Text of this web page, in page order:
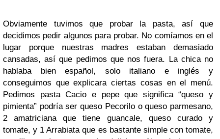
Obviamente tuvimos que probar la pasta, así que
decidimos pedir algunos para probar. No comíamos en el
lugar porque nuestras madres estaban demasiado
cansadas, así que pedimos que nos fuera. La chica no
hablaba bien español, solo italiano e inglés y
conseguimos que explicara ciertas cosas en el menú.
Pedimos pasta Cacio e pepe que significa “queso y
pimienta” podría ser queso Pecorilo o queso parmesano,
2 amatriciana que tiene guancale, queso curado y
tomate, y 1 Arrabiata que es bastante simple con tomate,